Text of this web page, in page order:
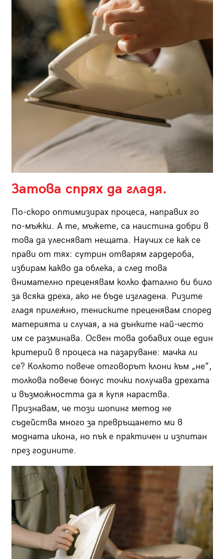
Затова спрях да гладя.
По-скоро оптимизирах процеса, направих го
по-мъжки. А те, мъжете, са наистина добри в
това да улесняват нещата. Научих се как се
прави от тях: сутрин отварям гардероба,
избирам какво да облека, а след това
внимателно преценявам колко фатално би било
за всяка дреха, ако не бъде изгладена. Ризите
гладя прилежно, тениските преценявам според
материята и случая, а на дънките най-често
им се разминава. Освен това добавих още един
критерий в процеса на пазаруване: мачка ли
се? Колкото повече отговорът клони към „не”,
толкова повече бонус точки получава дрехата
и възможността да я купя нараства.
Признавам, че този шопинг метод не
съдейства много за превръщането ми в
модната икона, но пък е практичен и изпитан
през годините.